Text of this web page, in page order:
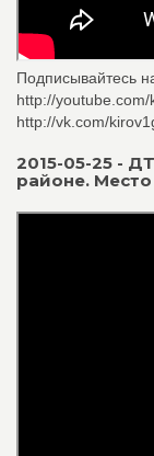
Подписывайтесь
http://youtube.com/
http://vk.com/
2015-05-25 -
районе.